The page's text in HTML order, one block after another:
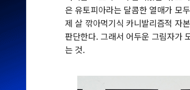
은 유토피아라는 달콤한 열매가 모
제 살 깎아먹기식 카니발리즘적 자
판단한다. 그래서 어두운 그림자가
는 것.